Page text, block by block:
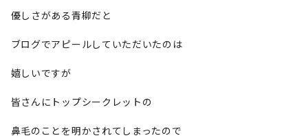
優しさがある青柳だと
ブログでアピールしていただいたのは
嬉しいですが
皆さんにトップシークレットの
鼻毛のことを明かされてしまったので